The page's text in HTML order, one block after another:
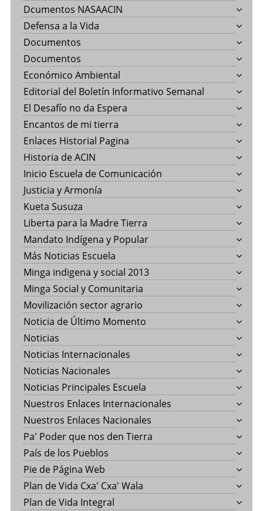
Dcumentos NASAACIN
Defensa a la Vida
Documentos
Documentos
Económico Ambiental
Editorial del Boletín Informativo Semanal
El Desafío no da Espera
Encantos de mi tierra
Enlaces Historial Pagina
Historia de ACIN
Inicio Escuela de Comunicación
Justicia y Armonía
Kueta Susuza
Liberta para la Madre Tierra
Mandato Indígena y Popular
Más Noticias Escuela
Minga indigena y social 2013
Minga Social y Comunitaria
Movilización sector agrario
Noticia de Último Momento
Noticias
Noticias Internacionales
Noticias Nacionales
Noticias Principales Escuela
Nuestros Enlaces Internacionales
Nuestros Enlaces Nacionales
Pa' Poder que nos den Tierra
País de los Pueblos
Pie de Página Web
Plan de Vida Cxa' Cxa' Wala
Plan de Vida Integral